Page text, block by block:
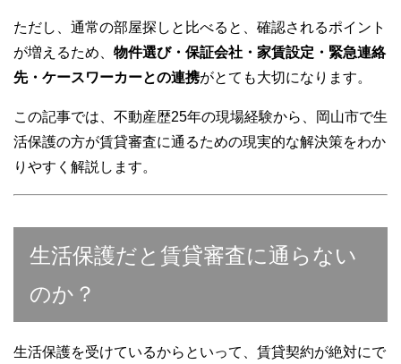
ただし、通常の部屋探しと比べると、確認されるポイント
が増えるため、 物件選び・保証会社・家賃設定・緊急連絡
先・ケースワーカーとの連携がとても大切になります。
この記事では、不動産歴25年の現場経験から、岡山市で生
活保護の方が賃貸審査に通るための現実的な解決策をわか
りやすく解説します。
生活保護だと賃貸審査に通らない
のか？
生活保護を受けているからといって、賃貸契約が絶対にで